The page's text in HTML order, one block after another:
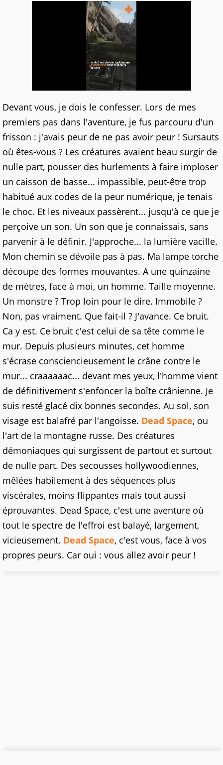
Devant vous, je dois le confesser. Lors de mes
premiers pas dans l'aventure, je fus parcouru d'un
frisson : j'avais peur de ne pas avoir peur ! Sursauts
où êtes-vous ? Les créatures avaient beau surgir de
nulle part, pousser des hurlements à faire imploser
un caisson de basse... impassible, peut-être trop
habitué aux codes de la peur numérique, je tenais
le choc. Et les niveaux passèrent... jusqu'à ce que je
perçoive un son. Un son que je connaissais, sans
parvenir à le définir. J'approche... la lumière vacille.
Mon chemin se dévoile pas à pas. Ma lampe torche
découpe des formes mouvantes. A une quinzaine
de mètres, face à moi, un homme. Taille moyenne.
Un monstre ? Trop loin pour le dire. Immobile ?
Non, pas vraiment. Que fait-il ? J'avance. Ce bruit.
Ca y est. Ce bruit c'est celui de sa tête comme le
mur. Depuis plusieurs minutes, cet homme
s'écrase consciencieusement le crâne contre le
mur... craaaaaac... devant mes yeux, l'homme vient
de définitivement s'enfoncer la boîte crânienne. Je
suis resté glacé dix bonnes secondes. Au sol, son
visage est balafré par l'angoisse. Dead Space, ou
l'art de la montagne russe. Des créatures
démoniaques qui surgissent de partout et surtout
de nulle part. Des secousses hollywoodiennes,
mêlées habilement à des séquences plus
viscérales, moins flippantes mais tout aussi
éprouvantes. Dead Space, c'est une aventure où
tout le spectre de l'effroi est balayé, largement,
vicieusement. Dead Space, c'est vous, face à vos
propres peurs. Car oui : vous allez avoir peur !